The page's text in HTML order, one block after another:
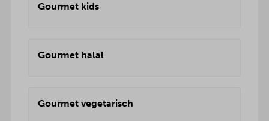
Gourmet kids
Gourmet halal
Gourmet vegetarisch